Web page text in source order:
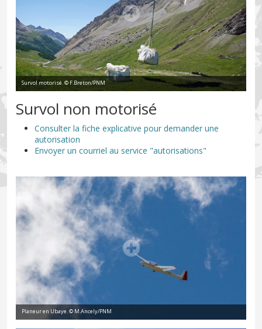
Survol motorisé. © F.Breton/PNM
Survol non motorisé
Consulter la fiche explicative pour demander une
autorisation
Envoyer un courriel au service "autorisations"
Planeur en Ubaye. © M.Ancely/PNM